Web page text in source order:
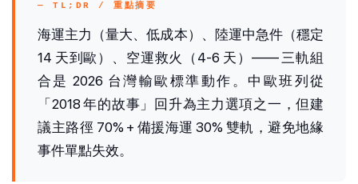
— TL;DR / 重點摘要
海運主力（量大、低成本）、陸運中急件（穩定
14 天到歐）、空運救火（4-6 天）—— 三軌組
合是 2026 台灣輸歐標準動作。中歐班列從
「2018 年的故事」回升為主力選項之一，但建
議主路徑 70% + 備援海運 30% 雙軌，避免地緣
事件單點失效。